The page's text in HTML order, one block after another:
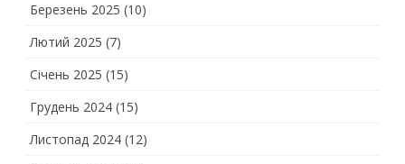
Березень 2025 (10)
Лютий 2025 (7)
Січень 2025 (15)
Грудень 2024 (15)
Листопад 2024 (12)